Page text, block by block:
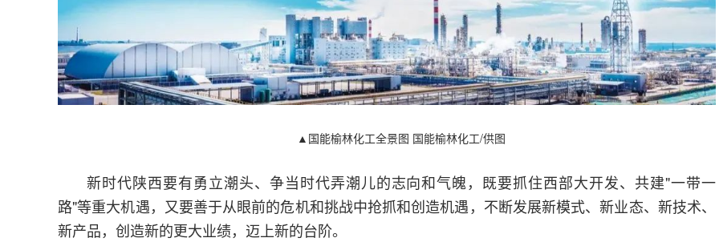
​▲国能榆林化工全景图 国能榆林化工/供图
新时代陕西要有勇立潮头、争当时代弄潮儿的志向和气魄，既要抓住西部大开发、共建"一带一
路"等重大机遇，又要善于从眼前的危机和挑战中抢抓和创造机遇，不断发展新模式、新业态、新技术、
新产品，创造新的更大业绩，迈上新的台阶。